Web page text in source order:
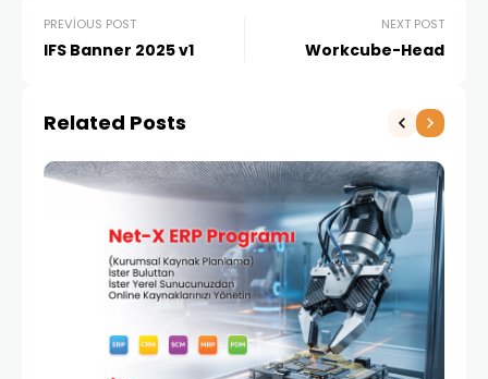
PREVIOUS POST
IFS Banner 2025 v1
NEXT POST
Workcube-Head
Related Posts